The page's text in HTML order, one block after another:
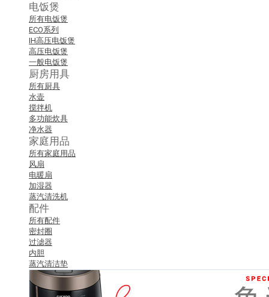
电饭煲
所有电饭煲
ECO系列
IH高压电饭煲
高压电饭煲
一般电饭煲
厨房用具
所有厨具
水壶
搅拌机
多功能炊具
净水器
家庭用品
所有家庭用品
风扇
电暖扇
加湿器
蒸汽清洗机
配件
所有配件
密封圈
过滤器
内胆
蒸汽清洁垫